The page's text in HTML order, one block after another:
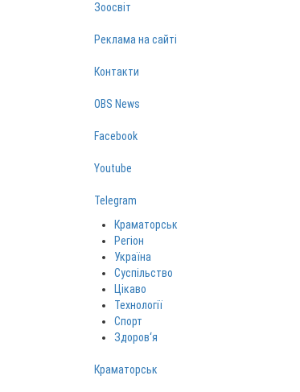
Зоосвіт
Реклама на сайті
Контакти
OBS News
Facebook
Youtube
Telegram
Краматорськ
Регіон
Україна
Суспільство
Цікаво
Технології
Спорт
Здоров‘я
Краматорськ